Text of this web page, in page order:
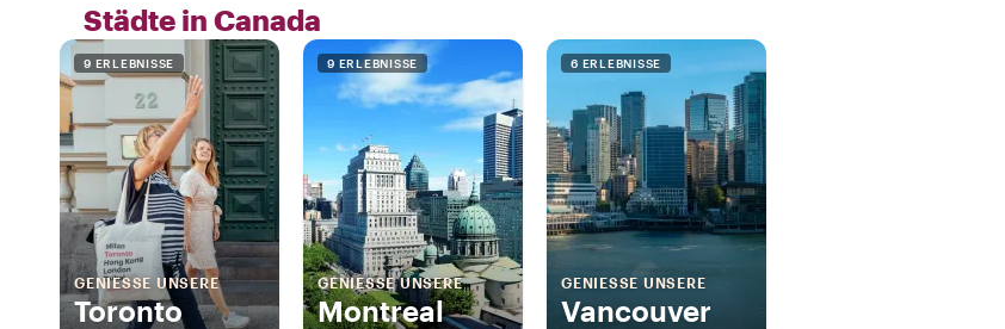
Städte in Canada
9 ERLEBNISSE
GENIESSE UNSERE
Toronto
9 ERLEBNISSE
GENIESSE UNSERE
Montreal
6 ERLEBNISSE
GENIESSE UNSERE
Vancouver